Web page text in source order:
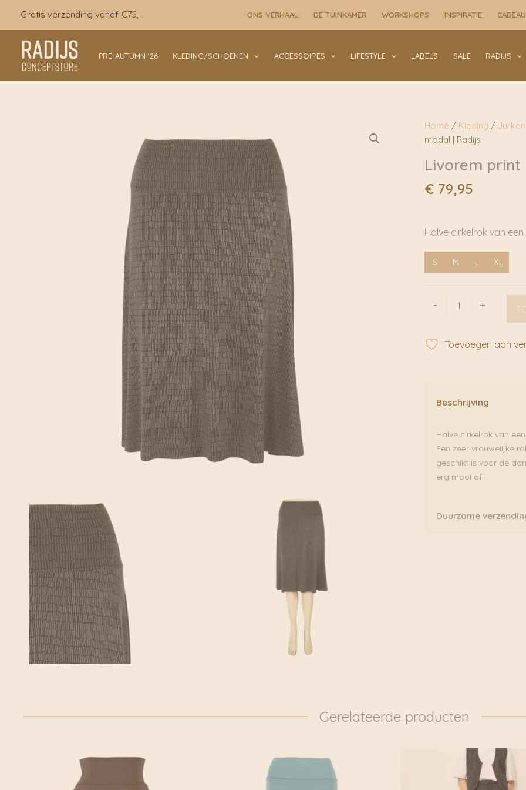
inhoud
Gratis verzending vanaf €75,- ONS VERHAAL DE TUINKAMER WORKSHOPS INSPIRATIE
PRE-AUTUMN ‘26 KLEDING/SCHOENEN ACCESSOIRES LIFESTYLE LABELS SALE RADIJS
Home / Kleding /
modal | Radijs
Livorem print
€79,95
Halve cirkelrok van
S M L XL
-
Livorem
modal
+
Toevoegen aan
Beschrijving
Halve cirkelrok van
Een zeer vrouwelijke
geschikt is voor de
erg mooi af!
Duurzame
Gerelateerde producten